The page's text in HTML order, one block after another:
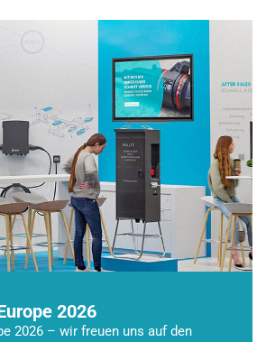
2026
2026 – wir freuen uns auf den